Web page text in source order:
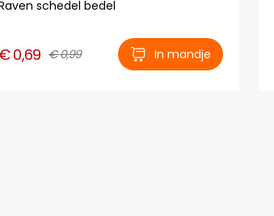
schedel bedel
€ 0,69 € 0,99 In mandje